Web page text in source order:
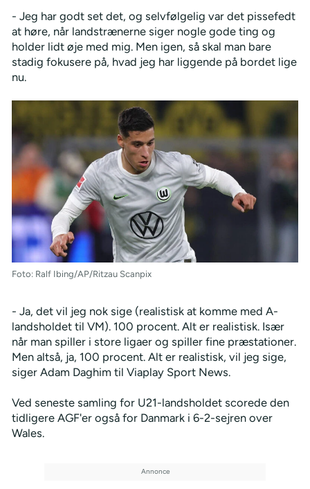
- Jeg har godt set det, og selvfølgelig var det pissefedt
at høre, når landstrænerne siger nogle gode ting og
holder lidt øje med mig. Men igen, så skal man bare
stadig fokusere på, hvad jeg har liggende på bordet lige
nu.
Foto: Ralf Ibing/AP/Ritzau Scanpix
- Ja, det vil jeg nok sige (realistisk at komme med A-
landsholdet til VM). 100 procent. Alt er realistisk. Især
når man spiller i store ligaer og spiller fine præstationer.
Men altså, ja, 100 procent. Alt er realistisk, vil jeg sige,
siger Adam Daghim til Viaplay Sport News.
Ved seneste samling for U21-landsholdet scorede den
tidligere AGF'er også for Danmark i 6-2-sejren over
Wales.